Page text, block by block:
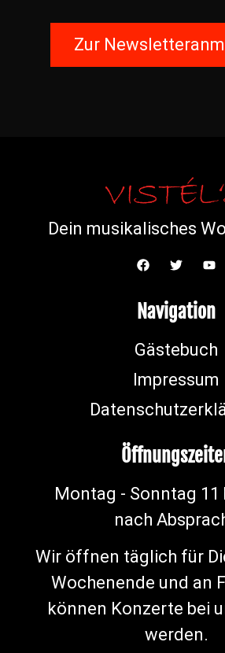
Zur
Dein musikalisches
Navigation
Gästebuch
Impressum
Montag - Sonntag 11
nach
Wir öffnen täglich für
Wochenende und an
können Konzerte bei
werden.